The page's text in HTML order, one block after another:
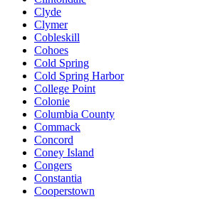
Clyde
Clymer
Cobleskill
Cohoes
Cold Spring
Cold Spring Harbor
College Point
Colonie
Columbia County
Commack
Concord
Coney Island
Congers
Constantia
Cooperstown